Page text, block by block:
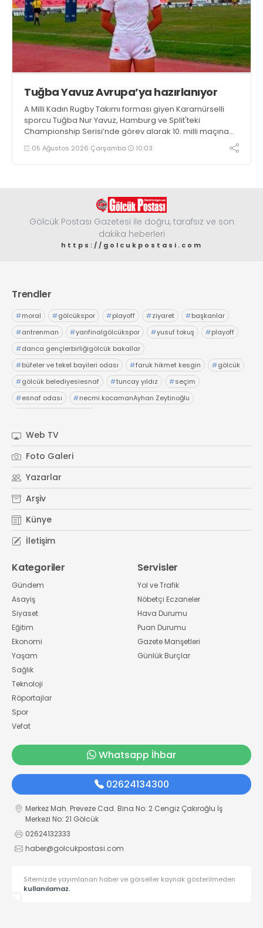
Tuğba Yavuz Avrupa’ya hazırlanıyor
A Milli Kadın Rugby Takımı forması giyen Karamürselli
sporcu Tuğba Nur Yavuz, Hamburg ve Split'teki
Championship Serisi’nde görev alarak 10. milli maçına
çıkma eşiğini geride bıraktı
05 Ağustos 2026 Çarşamba 10:03
Gölcük Postası Gazetesi ile doğru, tarafsız ve son
dakika heberleri
https://golcukpostasi.com
Trendler
#moral #gölcükspor #playoff #ziyaret #başkanlar
#antrenman #yarıfinalgölcükspor #yusuf tokuş #playoff
#darıca gençlerbirliğigölcük bakallar
#büfeler ve tekel bayileri odası #faruk hikmet kesgin #gölcük
#gölcük belediyesiesnaf #tuncay yıldız #seçim
#esnaf odası #necmi kocamanAyhan Zeytinoğlu
Web TV
Foto Galeri
Yazarlar
Arşiv
Künye
İletişim
Kategoriler
Gündem
Asayiş
Siyaset
Eğitim
Ekonomi
Yaşam
Sağlık
Teknoloji
Röportajlar
Spor
Vefat
Servisler
Yol ve Trafik
Nöbetçi Eczaneler
Hava Durumu
Puan Durumu
Gazete Manşetleri
Günlük Burçlar
Whatsapp İhbar
02624134300
Merkez Mah. Preveze Cad. Bina No: 2 Cengiz Çakıroğlu İş
Merkezi No: 21 Gölcük
02624132333
haber@golcukpostasi.com
Sitemizde yayımlanan haber ve görseller kaynak gösterilmeden
kullanılamaz.